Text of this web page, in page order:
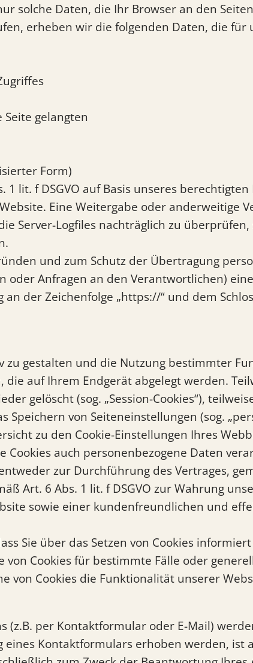
solche Daten, die Ihr Browser an den
erheben wir die folgenden Daten, die
gelangten
Form)
lit. f DSGVO auf Basis unseres
Eine Weitergabe oder anderweitige
Server-Logfiles nachträglich zu
und zum Schutz der Übertragung
Anfragen an den Verantwortlichen) eine
der Zeichenfolge „https://“ und dem
gestalten und die Nutzung bestimmter
auf Ihrem Endgerät abgelegt werden.
gelöscht (sog. „Session-Cookies“),
von Seiteneinstellungen (sog.
zu den Cookie-Einstellungen Ihres
Cookies auch personenbezogene Daten
zur Durchführung des Vertrages,
Art. 6 Abs. 1 lit. f DSGVO zur Wahrung
sowie einer kundenfreundlichen und
Sie über das Setzen von Cookies
Cookies für bestimmte Fälle oder
von Cookies die Funktionalität unserer
per Kontaktformular oder E-Mail)
eines Kontaktformulars erhoben werden, ist